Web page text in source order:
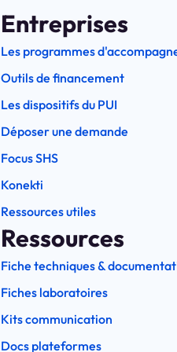
Entreprises
Les programmes
Outils de financement
Les dispositifs du PUI
Déposer une demande
Focus SHS
Konekti
Ressources utiles
Ressources
Fiche techniques &
Fiches laboratoires
Kits communication
Docs plateformes